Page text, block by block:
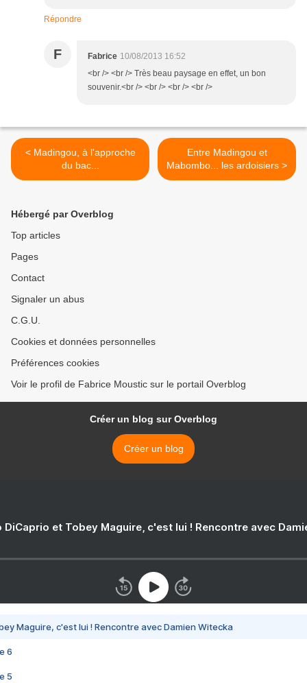
Répondre
F Fabrice 10/08/2013 16:52
<br /> <br /> Très beau paysage en effet, un bon
souvenir.<br /> <br /> <br /> <br />
< Madingou, à l'approche
du bac...
Entre Madingou et
Mabombo... les ardoisiers >
Hébergé par Overblog
Top articles
Pages
Contact
Signaler un abus
C.G.U.
Cookies et données personnelles
Préférences cookies
Voir le profil de Fabrice Moustic sur le portail Overblog
Créer un blog sur Overblog
Créer un blog
DiCaprio et Tobey Maguire, c'est lui ! Rencontre avec
Maguire, c'est lui ! Rencontre avec Damien Witecka
6
5